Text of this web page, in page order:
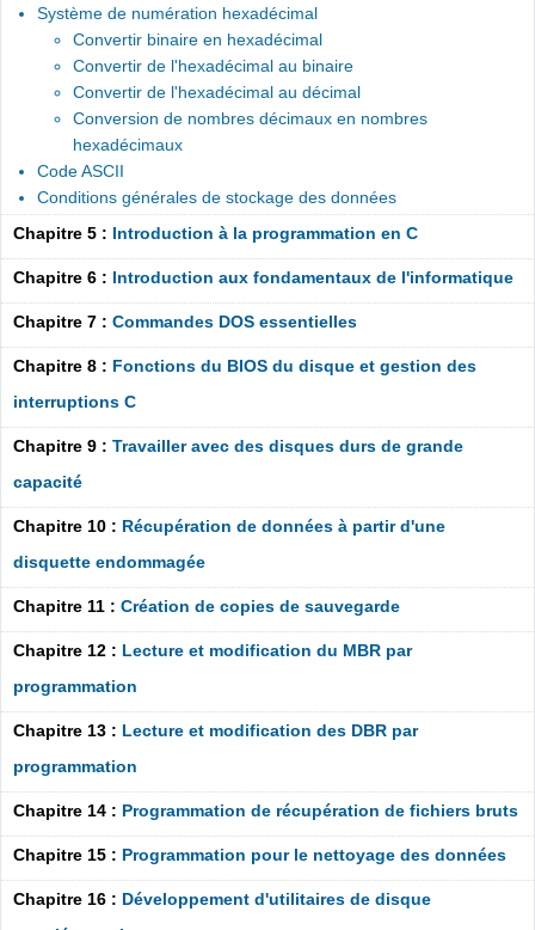
Système de numération hexadécimal
Convertir binaire en hexadécimal
Convertir de l'hexadécimal au binaire
Convertir de l'hexadécimal au décimal
Conversion de nombres décimaux en nombres
hexadécimaux
Code ASCII
Conditions générales de stockage des données
Chapitre 5 : Introduction à la programmation en C
Chapitre 6 : Introduction aux fondamentaux de l'informatique
Chapitre 7 : Commandes DOS essentielles
Chapitre 8 : Fonctions du BIOS du disque et gestion des
interruptions C
Chapitre 9 : Travailler avec des disques durs de grande
capacité
Chapitre 10 : Récupération de données à partir d'une
disquette endommagée
Chapitre 11 : Création de copies de sauvegarde
Chapitre 12 : Lecture et modification du MBR par
programmation
Chapitre 13 : Lecture et modification des DBR par
programmation
Chapitre 14 : Programmation de récupération de fichiers bruts
Chapitre 15 : Programmation pour le nettoyage des données
Chapitre 16 : Développement d'utilitaires de disque